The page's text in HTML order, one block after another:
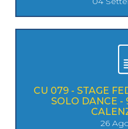
CU 079 - STAGE
SOLO DANCE -
26